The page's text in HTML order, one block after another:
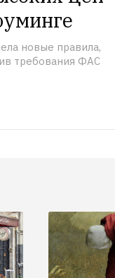
новые правила,
требования ФАС